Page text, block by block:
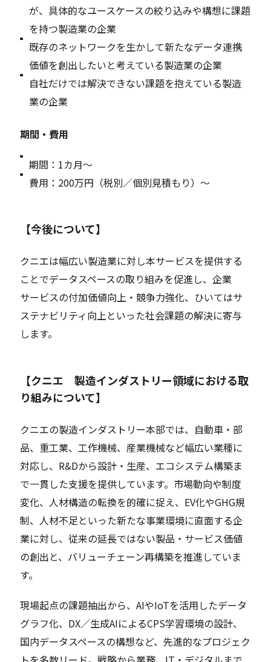
が、具体的なユースケースの絞り込みや構想に課題
を持つ製造業の企業
既存のネットワークを生かして新たなデータ連携
価値を創出したいと考えている製造業の企業
自社だけでは解決できない課題を抱えている製造
業の企業
期間・費用
期間：1カ月～
費用：200万円（税別／個別見積もり）～
【今後について】
クニエは幅広い製造業に対し本サービスを提供する
ことでデータスペースの取り組みを促進し、企業
サービスの付加価値向上・競争力強化、ひいてはサ
ステナビリティ向上といった社会課題の解決に寄与
します。
【クニエ 製造インダストリー領域における取
り組みについて】
クニエの製造インダストリー本部では、自動車・部
品、重工業、工作機械、産業機械など幅広い業種に
対応し、R&Dから設計・生産、エコシステム構築ま
で一貫した支援を提供しています。市場動向や制度
変化、人材構造の転換を的確に捉え、EV化やGHG規
制、人材不足といった新たな事業環境に直面する企
業に対し、従来の延長ではない製品・サービス価値
の創出と、バリューチェーン再構築を推進していま
す。
現場起点の課題抽出から、AIやIoTを活用したデータ
グラフ化、DX／生成AIによるCPS学習環境の設計、
国内データスペースの構想など、先進的なプロジェク